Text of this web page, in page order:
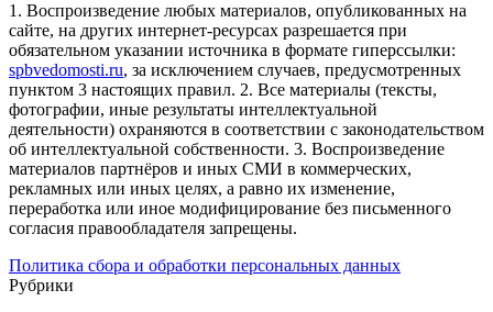
1. Воспроизведение любых материалов, опубликованных на
сайте, на других интернет-ресурсах разрешается при
обязательном указании источника в формате гиперссылки:
spbvedomosti.ru, за исключением случаев, предусмотренных
пунктом 3 настоящих правил. 2. Все материалы (тексты,
фотографии, иные результаты интеллектуальной
деятельности) охраняются в соответствии с законодательством
об интеллектуальной собственности. 3. Воспроизведение
материалов партнёров и иных СМИ в коммерческих,
рекламных или иных целях, а равно их изменение,
переработка или иное модифицирование без письменного
согласия правообладателя запрещены.
Политика сбора и обработки персональных данных
Рубрики